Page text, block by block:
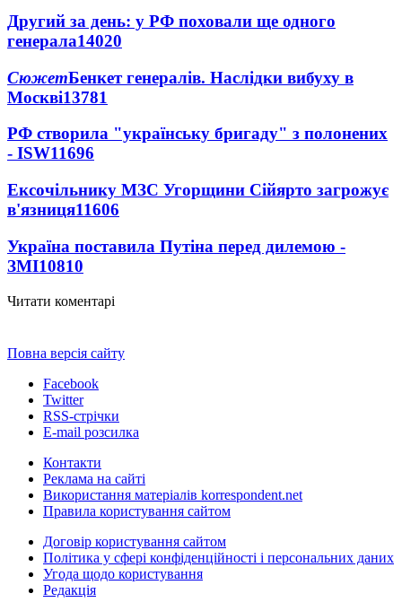
Другий за день: у РФ поховали ще одного
генерала14020
СюжетБенкет генералів. Наслідки вибуху в
Москві13781
РФ створила "українську бригаду" з полонених
- ISW11696
Ексочільнику МЗС Угорщини Сійярто загрожує
в'язниця11606
Україна поставила Путіна перед дилемою -
ЗМІ10810
Читати коментарі
Повна версія сайту
Facebook
Twitter
RSS-стрічки
E-mail розсилка
Контакти
Реклама на сайті
Використання матеріалів korrespondent.net
Правила користування сайтом
Договір користування сайтом
Політика у сфері конфіденційності і персональних даних
Угода щодо користування
Редакція